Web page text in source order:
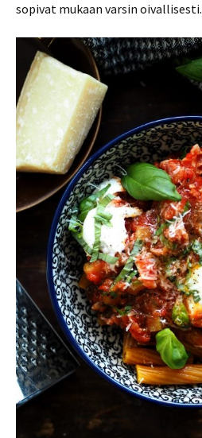
sopivat mukaan varsin oivallisesti.